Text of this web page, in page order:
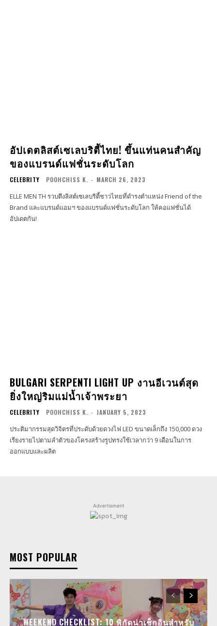
อัปเดตลิสต์เซเลบริตี้ไทย! ขึ้นแท่นคนสำคัญ
ของแบรนด์แฟชั่นระดับโลก
CELEBRITY POOHCHISS K. - MARCH 26, 2023
ELLE MEN TH รวบตึงลิสต์เซเลบริตี้ชาวไทยที่ดำรงตำแหน่ง Friend of the
Brand และแบรนด์แอมฯ ของแบรนด์แฟชั่นระดับโลก ให้คอแฟชั่นได้
อัปเดตกัน!
BULGARI SERPENTI LIGHT UP งานอีเวนต์สุด
ยิ่งใหญ่ริมแม่น้ำเจ้าพระยา
CELEBRITY POOHCHISS K. - JANUARY 5, 2023
ประติมากรรมสุดวิจิตรที่ประดับด้วยดวงไฟ LED ขนาดเล็กถึง 150,000 ดวง
เรียงรายไปตามลำตัวของโครงสร้างรูปทรงใช้เวลากว่า 9 เดือนในการ
ออกแบบและผลิต
Advertisment
MOST POPULAR
WEEKEND CHECKLIST: 10 พิกัดน่าเช็กอินสำหรับ